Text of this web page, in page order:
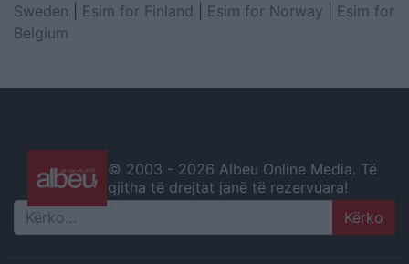
Sweden
Esim for Finland Esim for Norway
Esim for
Belgium
© 2003 - 2026 Albeu Online Media. Të
gjitha të drejtat janë të rezervuara!
Search